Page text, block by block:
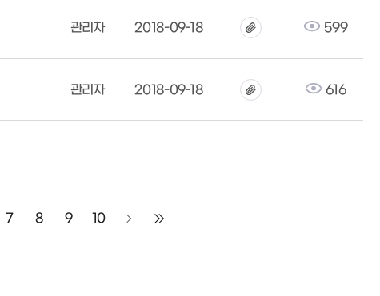
관리자 2018-09-18 599
관리자 2018-09-18 616
7 8 9 10